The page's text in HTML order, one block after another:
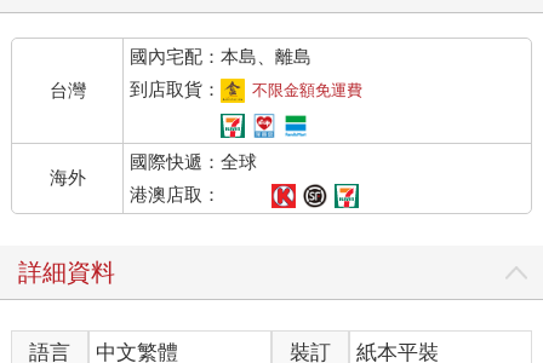
一切始於二○○三年六月九日的深夜。羅伯．馬瑟（Rob Mather）
坐在倫敦家裡的沙發上看晚間新聞。他本來想關掉電視，但後來
他解釋說：「我不太會用電視遙控器，而這讓我的人生發生了巨
大轉變。」
電視跳到一個頻道，正在播放一部關於某個名叫泰麗（Terri）的
女孩的紀錄片。一九九八年十一月的一個晚上，泰麗還不滿兩
歲，她母親把這個小女孩哄上床，蓋好了被子。也許是因為疲
在家裡點燃一支香菸--然後把香菸忘在孩子的床邊。
當消防隊員急馳而至，他們原本還以為嬰兒床上有一具黑色的塑
膠娃娃，直到聽見一聲微弱的嗚咽。
連續幾天，泰麗在死亡邊緣徘徊。她兩次停止呼吸，又兩次被搶
台灣
國內宅配：本島、離島
到店取貨：
不限金額免運費
海外
國際快遞：全球
港澳店取：
詳細資料
語言 中文繁體 裝訂
紙本平裝